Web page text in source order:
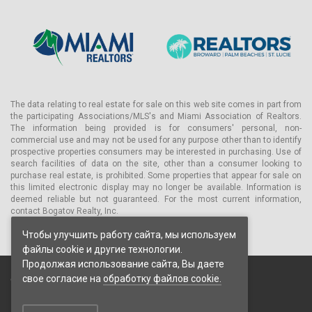
• изысканная общая гостиная с удобной мебелью, где вы
можете как встретиться с деловым партнером, так и
отдохнуть в компании друзей;
• пышно озелененные зоны отдыха под открытым небом;
• сад фонтанов;
• сад для чтения;
• крытая парковка и услуги парковщика;
• круглосуточная охрана;
• пляжное сервисное обслуживание.
животными и есть все необходимое для комфорта вашего
питомца и окружающих.
Комплекс располагается в пределах наиболее динамичной
части Майами-Бич с шикарными бутиками, ресторанами и
The data relating to real estate for sale on this web site comes in part from
the participating Associations/MLS's and Miami Association of Realtors.
The information being provided is for consumers' personal, non-
commercial use and may not be used for any purpose other than to identify
prospective properties consumers may be interested in purchasing. Use of
search facilities of data on the site, other than a consumer looking to
purchase real estate, is prohibited. Some properties that appear for sale on
this limited electronic display may no longer be available. Information is
deemed reliable but not guaranteed. For the most current information,
contact Bogatov Realty, Inc.
Чтобы улучшить работу сайта, мы используем
файлы cookie и другие технологии.
Продолжая использование сайта, Вы даете
свое согласие на обработку файлов cookie.
© 2026 Bogatov Realty Inc. Все права защищены.